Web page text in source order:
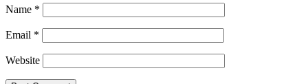
Name *
Email *
Website